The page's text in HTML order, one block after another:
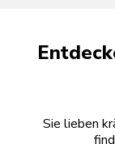
Sie lieben